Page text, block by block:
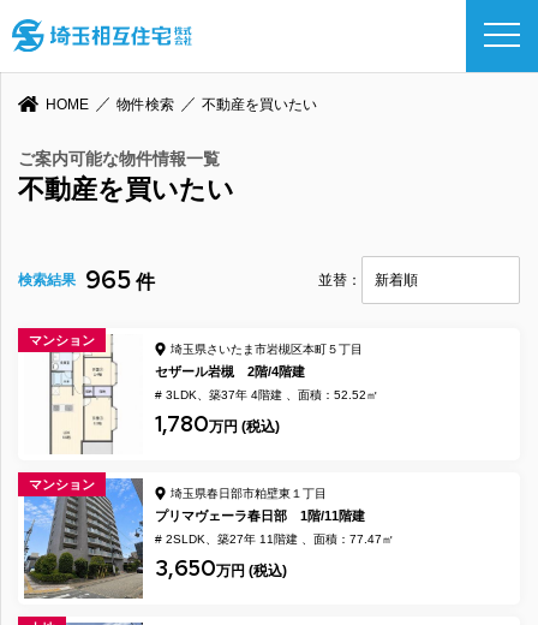
HOME 物件検索 不動産を買いたい
ご案内可能な物件情報一覧
不動産を買いたい
検索結果 965 件 並替：
マンション
埼玉県さいたま市岩槻区本町５丁目
セザール岩槻 2階/4階建
# 3LDK 築37年 4階建 面積：52.52㎡
1,780万円 (税込)
マンション
埼玉県春日部市粕壁東１丁目
プリマヴェーラ春日部 1階/11階建
# 2SLDK 築27年 11階建 面積：77.47㎡
3,650万円 (税込)